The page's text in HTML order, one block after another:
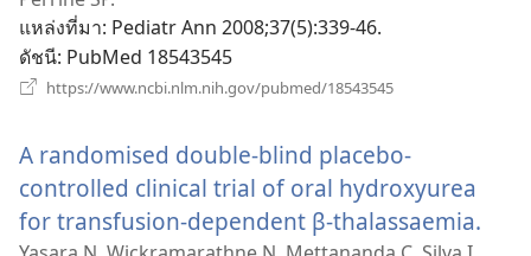
ใหม่)
แหล่งที่มา‎: Pediatr Ann 2008;37(5):339-46.
ดัชนี‎: PubMed 18543545
https://www.ncbi.nlm.nih.gov/pubmed/18543545
A randomised double-blind placebo-
controlled clinical trial of oral hydroxyurea
for transfusion-dependent β-thalassaemia.